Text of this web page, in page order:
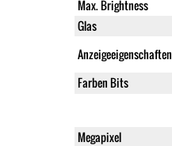
Max. Brightness
Glas
Anzeigeeigenschaften
Farben Bits
Megapixel